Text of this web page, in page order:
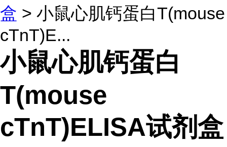
盒 > 小鼠心肌钙蛋白T(mouse
cTnT)E...
小鼠心肌钙蛋白
T(mouse
cTnT)ELISA试剂盒